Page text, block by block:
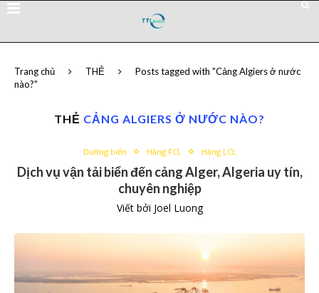
Trang chủ THẺ
Posts tagged with "Cảng Algiers ở nước
nào?"
THẺ CẢNG ALGIERS Ở NƯỚC NÀO?
Đường biển Hàng FCL Hàng LCL
Dịch vụ vận tải biển đến cảng Alger, Algeria uy tín,
chuyên nghiệp
Viết bởi Joel Luong